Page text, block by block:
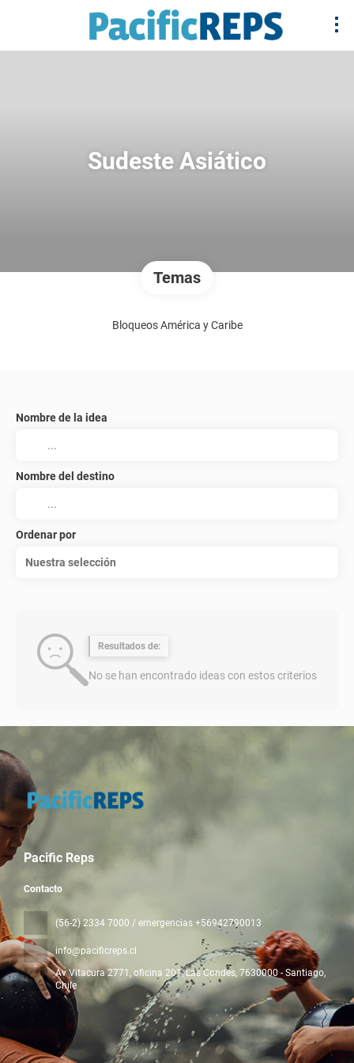
Sudeste Asiático
Temas
Bloqueos América y Caribe
Nombre de la idea
Nombre del destino
Ordenar por
Nuestra selección
Resultados de:
No se han encontrado ideas con estos criterios
Pacific Reps
Contacto
(56-2) 2334 7000 / emergencias +56942790013
info@pacificreps.cl
Av Vitacura 2771, oficina 201, Las Condes , 7630000 - Santiago,
Chile